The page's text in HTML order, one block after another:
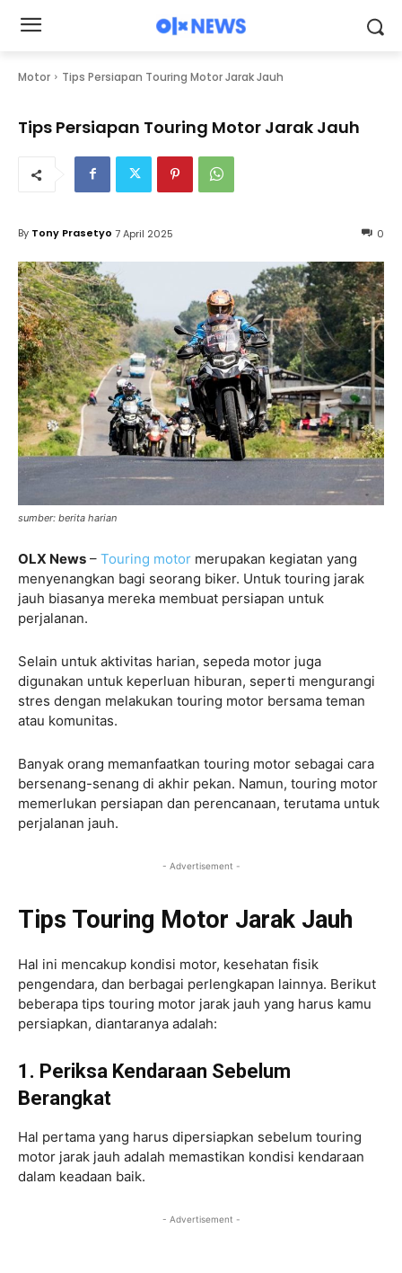
Motor Tips Persiapan Touring Motor Jarak Jauh
Tips Persiapan Touring Motor Jarak Jauh
0
By Tony Prasetyo 7 April 2025
sumber: berita harian
OLX News – Touring motor merupakan kegiatan yang
menyenangkan bagi seorang biker. Untuk touring jarak
jauh biasanya mereka membuat persiapan untuk
perjalanan.
Selain untuk aktivitas harian, sepeda motor juga
digunakan untuk keperluan hiburan, seperti mengurangi
stres dengan melakukan touring motor bersama teman
atau komunitas.
Banyak orang memanfaatkan touring motor sebagai cara
bersenang-senang di akhir pekan. Namun, touring motor
memerlukan persiapan dan perencanaan, terutama untuk
perjalanan jauh.
- Advertisement -
Tips Touring Motor Jarak Jauh
Hal ini mencakup kondisi motor, kesehatan fisik
pengendara, dan berbagai perlengkapan lainnya. Berikut
beberapa tips touring motor jarak jauh yang harus kamu
persiapkan, diantaranya adalah:
1. Periksa Kendaraan Sebelum
Berangkat
Hal pertama yang harus dipersiapkan sebelum touring
motor jarak jauh adalah memastikan kondisi kendaraan
dalam keadaan baik.
- Advertisement -